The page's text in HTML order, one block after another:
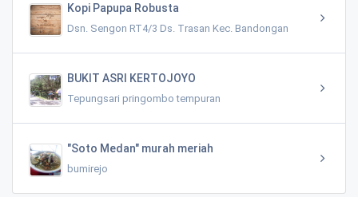
Kopi Papupa Robusta
Dsn. Sengon RT4/3 Ds. Trasan Kec. Bandongan
BUKIT ASRI KERTOJOYO
Tepungsari pringombo tempuran
"Soto Medan" murah meriah
bumirejo